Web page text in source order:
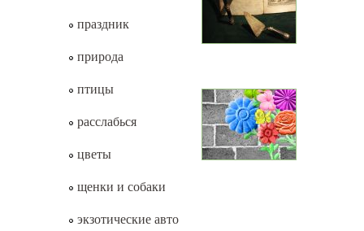
праздник
природа
птицы
расслабься
цветы
щенки и собаки
экзотические авто